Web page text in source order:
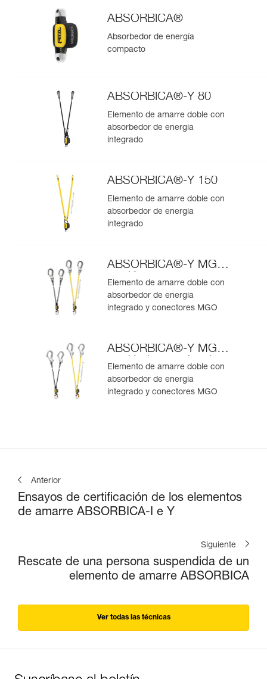
ABSORBICA®
Absorbedor de energía
compacto
ABSORBICA®-Y 80
Elemento de amarre doble con
absorbedor de energía
integrado
ABSORBICA®-Y 150
Elemento de amarre doble con
absorbedor de energía
integrado
ABSORBICA®-Y MGO
versión europea
Elemento de amarre doble con
absorbedor de energía
integrado y conectores MGO
ABSORBICA®-Y MGO
versión internacional
Elemento de amarre doble con
absorbedor de energía
integrado y conectores MGO
Anterior
Ensayos de certificación de los elementos
de amarre ABSORBICA-I e Y
Siguiente
Rescate de una persona suspendida de un
elemento de amarre ABSORBICA
Ver todas las técnicas